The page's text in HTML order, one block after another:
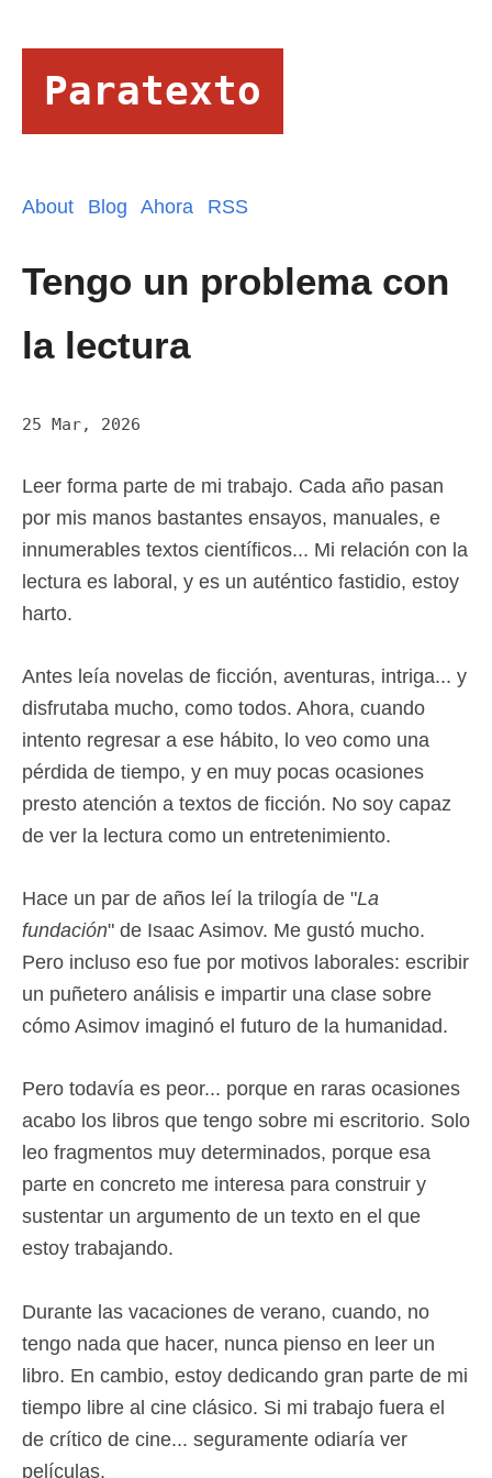
Paratexto
About Blog Ahora RSS
Tengo un problema con
la lectura
25 Mar, 2026
Leer forma parte de mi trabajo. Cada año pasan
por mis manos bastantes ensayos, manuales, e
innumerables textos científicos... Mi relación con la
lectura es laboral, y es un auténtico fastidio, estoy
harto.
Antes leía novelas de ficción, aventuras, intriga... y
disfrutaba mucho, como todos. Ahora, cuando
intento regresar a ese hábito, lo veo como una
pérdida de tiempo, y en muy pocas ocasiones
presto atención a textos de ficción. No soy capaz
de ver la lectura como un entretenimiento.
Hace un par de años leí la trilogía de "La
fundación" de Isaac Asimov. Me gustó mucho.
Pero incluso eso fue por motivos laborales: escribir
un puñetero análisis e impartir una clase sobre
cómo Asimov imaginó el futuro de la humanidad.
Pero todavía es peor... porque en raras ocasiones
acabo los libros que tengo sobre mi escritorio. Solo
leo fragmentos muy determinados, porque esa
parte en concreto me interesa para construir y
sustentar un argumento de un texto en el que
estoy trabajando.
Durante las vacaciones de verano, cuando, no
tengo nada que hacer, nunca pienso en leer un
libro. En cambio, estoy dedicando gran parte de mi
tiempo libre al cine clásico. Si mi trabajo fuera el
de crítico de cine... seguramente odiaría ver
películas.